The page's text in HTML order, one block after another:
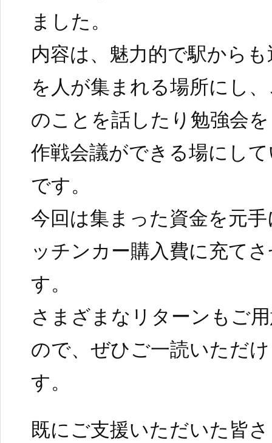
ました。
内容は、魅力的で駅から
を人が集まれる場所にし
のことを話したり勉強会
作戦会議ができる場にし
です。
今回は集まった資金を元
ッチンカー購入費に充て
す。
さまざまなリターンもご
ので、ぜひご一読いただ
す。
既にご支援いただいた皆